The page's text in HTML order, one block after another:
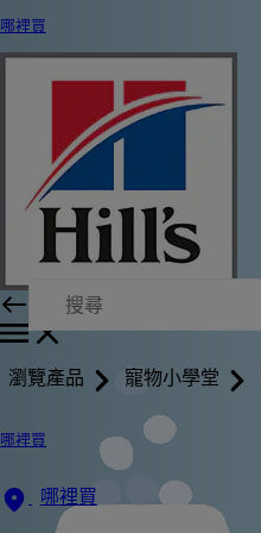
哪裡買
瀏覽產品 寵物小學堂
哪裡買
哪裡買